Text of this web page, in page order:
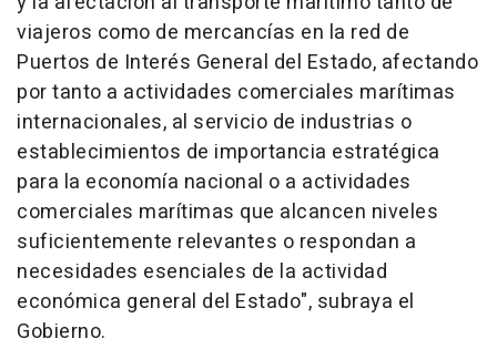
viajeros como de mercancías en la red de
Puertos de Interés General del Estado, afectando
por tanto a actividades comerciales marítimas
internacionales, al servicio de industrias o
establecimientos de importancia estratégica
para la economía nacional o a actividades
comerciales marítimas que alcancen niveles
suficientemente relevantes o respondan a
necesidades esenciales de la actividad
económica general del Estado", subraya el
Gobierno.